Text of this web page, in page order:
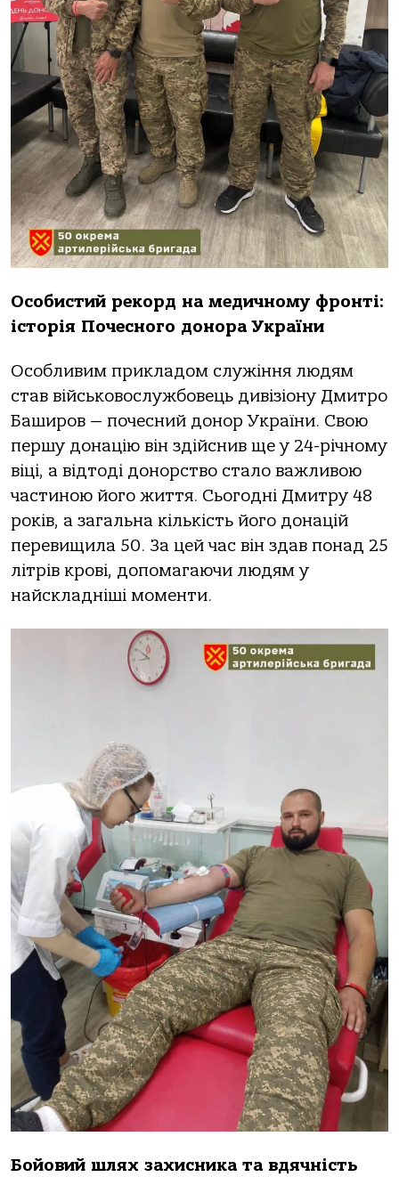
Особистий рекорд на медичному фронті:
історія Почесного донора України
Особливим прикладом служіння людям
став військовослужбовець дивізіону Дмитро
Баширов — почесний донор України. Свою
першу донацію він здійснив ще у 24-річному
віці, а відтоді донорство стало важливою
частиною його життя. Сьогодні Дмитру 48
років, а загальна кількість його донацій
перевищила 50. За цей час він здав понад 25
літрів крові, допомагаючи людям у
найскладніші моменти.
Бойовий шлях захисника та вдячність